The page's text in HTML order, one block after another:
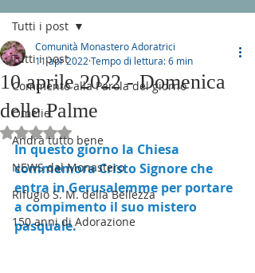
Tutti i post
Commento alla Parola del giorno
Omelie
Andrà tutto bene
NEWS dal Monastero
Rifugio S. M. della Bellezza
150 anni di Adorazione
Tutti i post
10 aprile 2022 - Domenica
delle Palme
Comunità Monastero Adoratrici
11 apr 2022 Tempo di lettura: 6 min
Valutazione NaN stelle su 5.
In questo giorno la Chiesa
commemora Cristo Signore che
entra in Gerusalemme per portare
a compimento il suo mistero
pasquale.